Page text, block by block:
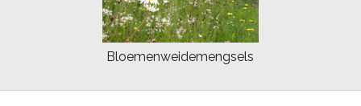
Bloemenweidemengsels